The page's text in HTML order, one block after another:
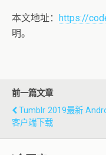
本文地址： https://
明。
前一篇文章
Tumblr 2019最新
客户端下载